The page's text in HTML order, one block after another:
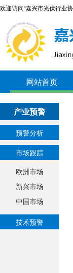
欢迎访问“嘉兴市光伏行业
网站首页
产业预警
预警分析
市场跟踪
欧洲市场
新兴市场
中国市场
技术预警